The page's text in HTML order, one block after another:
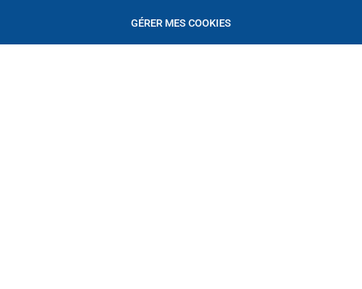
GÉRER MES COOKIES